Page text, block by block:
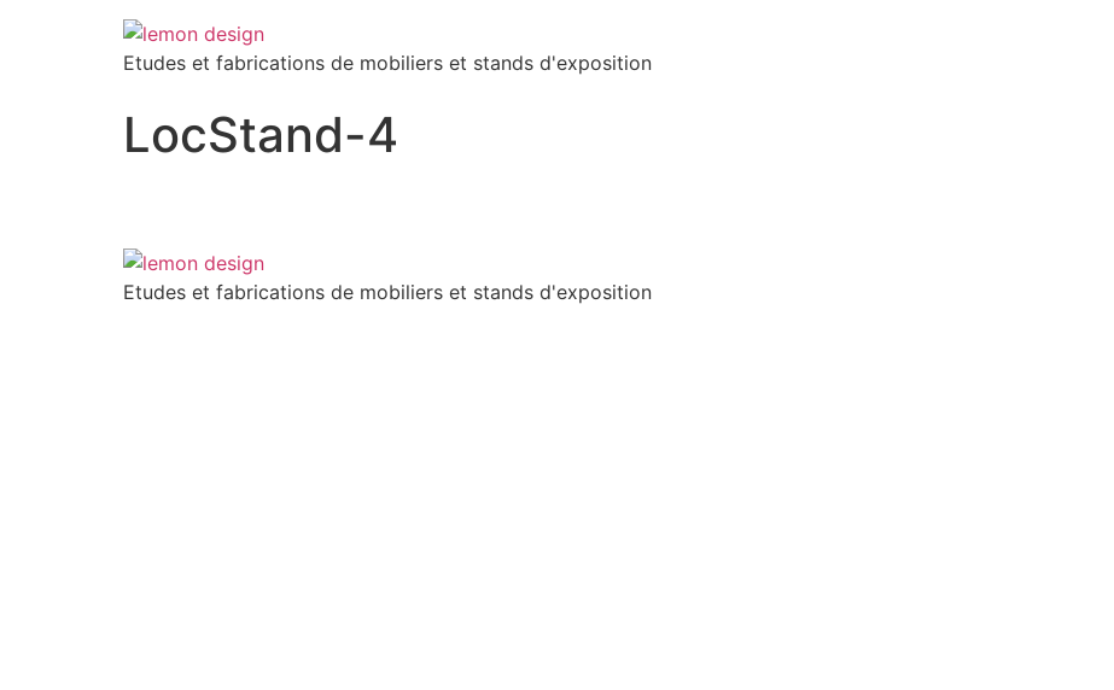
Etudes et fabrications de mobiliers et stands d'exposition
LocStand-4
Etudes et fabrications de mobiliers et stands d'exposition